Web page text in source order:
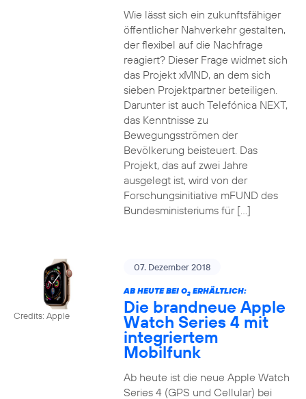
Wie lässt sich ein zukunftsfähiger
öffentlicher Nahverkehr gestalten,
der flexibel auf die Nachfrage
reagiert? Dieser Frage widmet sich
das Projekt xMND, an dem sich
sieben Projektpartner beteiligen.
Darunter ist auch Telefónica NEXT,
das Kenntnisse zu
Bewegungsströmen der
Bevölkerung beisteuert. Das
Projekt, das auf zwei Jahre
ausgelegt ist, wird von der
Forschungsinitiative mFUND des
Bundesministeriums für […]
Credits: Apple
07. Dezember 2018
AB HEUTE BEI O2ERHÄLTLICH:
Die brandneue Apple
Watch Series 4 mit
integriertem
Mobilfunk
Ab heute ist die neue Apple Watch
Series 4 (GPS und Cellular) bei